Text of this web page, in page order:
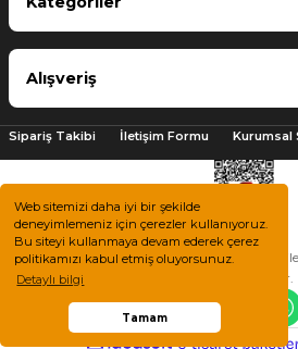
Web sitemizi daha iyi bir şekilde
deneyimlemeniz için çerezler kullanıyoruz.
Bu siteyi kullanmaya devam ederek çerez
politikamızı kabul etmiş oluyorsunuz.
Detaylı bilgi
Tamam
Alışveriş
Sipariş Takibi İletişim Formu Kurumsal
2025 © Tüm hakları saklıdır. Kredi kartı
korunmaktadır.